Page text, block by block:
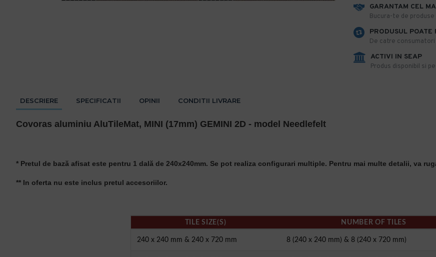
GARANTAM CEL
​Bucura-te de
PRODUSUL POATE
De catre
ACTIVI IN SEAP
Produs disponibil si
DESCRIERE SPECIFICATII OPINII CONDITII LIVRARE
Covoras aluminiu AluTileMat, MINI (17mm) GEMINI 2D - model Needlefelt
* Pretul de bază afisat este pentru 1 dală de 240x240mm. Se pot realiza configurari multiple. Pentru mai multe detalii, va
** In oferta nu este inclus pretul accesoriilor.
TILE SIZE(S) NUMBER OF TILES
240 x 240 mm & 240 x 720 mm 8 (240 x 240 mm) & 8 (240 x 720 mm)